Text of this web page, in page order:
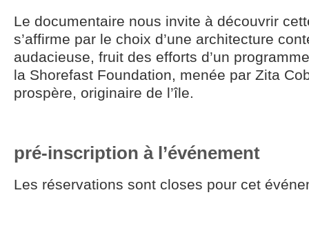
Le documentaire nous invite à découvrir
s’affirme par le choix d’une architecture
audacieuse, fruit des efforts d’un
la Shorefast Foundation, menée par Zita
prospère, originaire de l’île.
pré-inscription à l’événement
Les réservations sont closes pour cet